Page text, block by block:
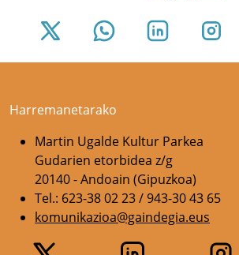
Harremanetarako
Martin Ugalde Kultur Parkea
Gudarien etorbidea z/g
20140 - Andoain (Gipuzkoa)
Tel.: 623-38 02 23 / 943-30 43 65
komunikazioa@gaindegia.eus